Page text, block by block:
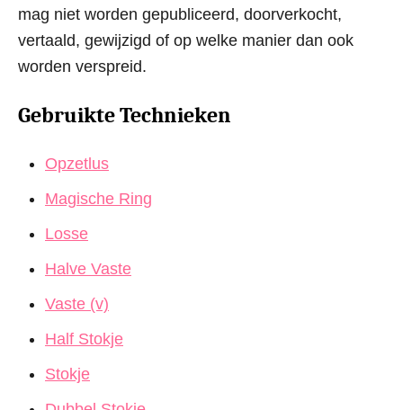
mag niet worden gepubliceerd, doorverkocht,
vertaald, gewijzigd of op welke manier dan ook
worden verspreid.
Gebruikte Technieken
Opzetlus
Magische Ring
Losse
Halve Vaste
Vaste (v)
Half Stokje
Stokje